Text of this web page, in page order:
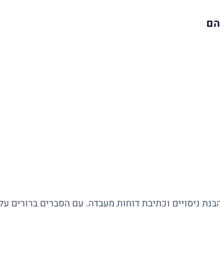
ניסויים וכתיבת דוחות מעבדה. עם הסברים ברורים